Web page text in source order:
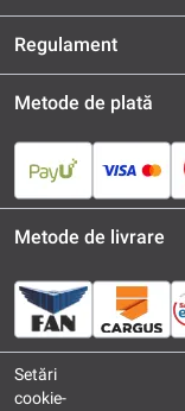
Regulament
Metode de plată
Metode de livrare
Setări
cookie-